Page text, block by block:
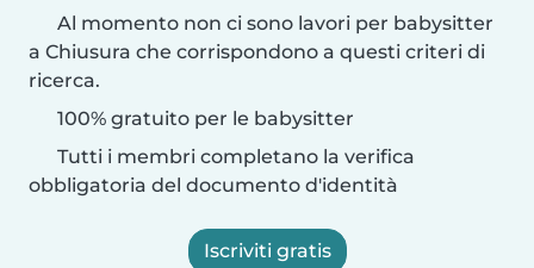
Al momento non ci sono lavori per babysitter
a Chiusura che corrispondono a questi criteri di
ricerca.
100% gratuito per le babysitter
Tutti i membri completano la verifica
obbligatoria del documento d'identità
Iscriviti gratis